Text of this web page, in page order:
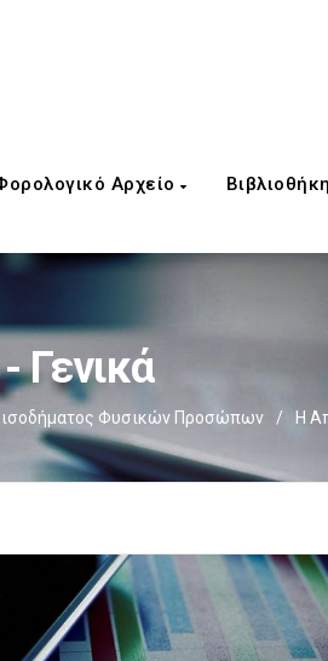
Αρχείο
Γενικά
Φυσικών Προσώπων /
Η